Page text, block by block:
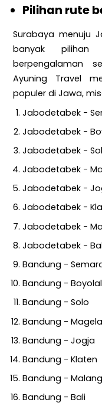
Pilihan rute
Surabaya menuju
banyak
berpengalaman
Ayuning Travel
populer di Jawa,
Jabodetabek -
Jabodetabek -
Jabodetabek -
Jabodetabek -
Jabodetabek -
Jabodetabek -
Jabodetabek -
Jabodetabek -
Bandung -
Bandung -
Bandung - Solo
Bandung -
Bandung - Jogja
Bandung - Klaten
Bandung - Malang
Bandung - Bali